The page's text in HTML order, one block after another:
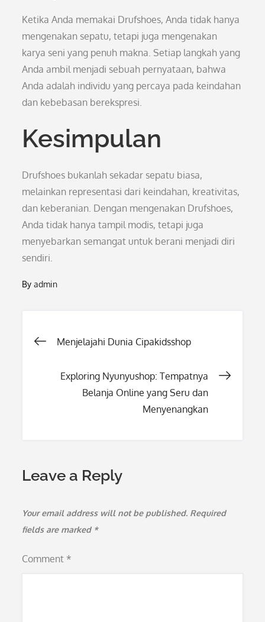
Ketika Anda memakai Drufshoes, Anda tidak hanya
mengenakan sepatu, tetapi juga mengenakan
karya seni yang penuh makna. Setiap langkah yang
Anda ambil menjadi sebuah pernyataan, bahwa
Anda adalah individu yang percaya pada keindahan
dan kebebasan berekspresi.
Kesimpulan
Drufshoes bukanlah sekadar sepatu biasa,
melainkan representasi dari keindahan, kreativitas,
dan keberanian. Dengan mengenakan Drufshoes,
Anda tidak hanya tampil modis, tetapi juga
menyebarkan semangat untuk berani menjadi diri
sendiri.
Byadmin
Post
navigation
Menjelajahi Dunia Cipakidsshop
Exploring Nyunyushop: Tempatnya
Belanja Online yang Seru dan
Menyenangkan
Leave a Reply
Your email address will not be published. Required
fields are marked *
Comment *